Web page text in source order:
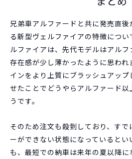
兄弟車アルファードと共に発売直
る新型ヴェルファイアの特徴につ
ルファイアは、先代モデルはアル
存在感が少し薄かったように思わ
インをより上質にブラッシュアッ
せたことでどうやらアルファード
うです。
そのため注文も殺到しており、す
ーができない状態になっているとい
も、最短での納車は来年の夏以降